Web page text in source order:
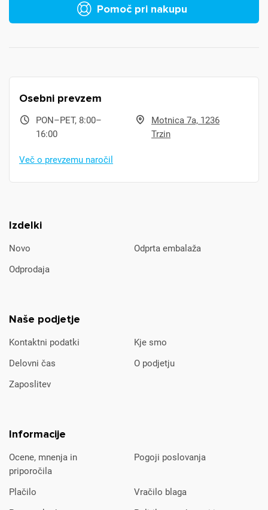
Pomoč pri nakupu
Izdelki
Novo
Odprta embalaža
Odprodaja
Naše podjetje
Kontaktni podatki
Kje smo
Delovni čas
O podjetju
Zaposlitev
Informacije
Ocene, mnenja in
priporočila
Pogoji poslovanja
Plačilo
Vračilo blaga
Osebni prevzem
PON–PET, 8:00–
16:00
Motnica 7a, 1236
Trzin
Več o prevzemu naročil